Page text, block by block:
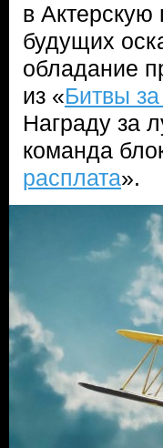
в Актерскую
будущих
обладание
из «Битвы
Награду за
команда
расплата».